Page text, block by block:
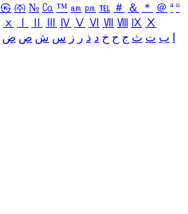
㉿ ㈜ № ㏇ ™ ㏂ ㏘ ℡ ＃ ＆ ＊ ＠ ª º
ⅹ Ⅳ Ⅴ Ⅵ Ⅶ Ⅷ Ⅸ Ⅹ
ب ت ث ج ح خ د ذ ر ز س ش ص ض